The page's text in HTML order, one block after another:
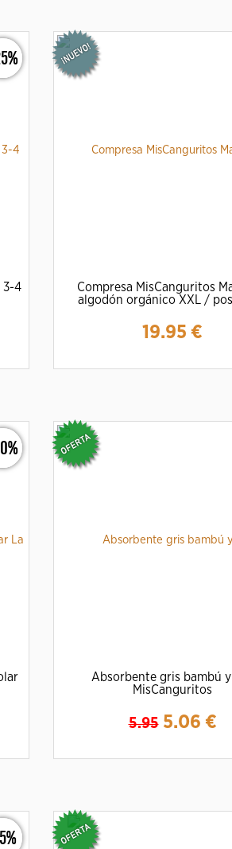
3-4
Compresa MisCanguritos
algodón orgánico XXL /
19.95 €
Absorbente gris bambú
MisCanguritos
5.95 5.06 €